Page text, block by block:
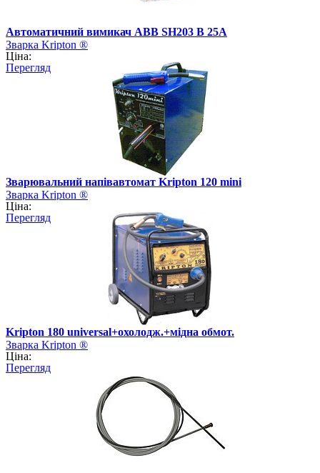
Автоматичний вимикач АВВ SH203 B 25А
Зварка Kripton ®
Ціна:
Перегляд
Зварювальний напівавтомат Kripton 120 mini
Зварка Kripton ®
Ціна:
Перегляд
Kripton 180 universal+охолодж.+мідна обмот.
Зварка Kripton ®
Ціна:
Перегляд